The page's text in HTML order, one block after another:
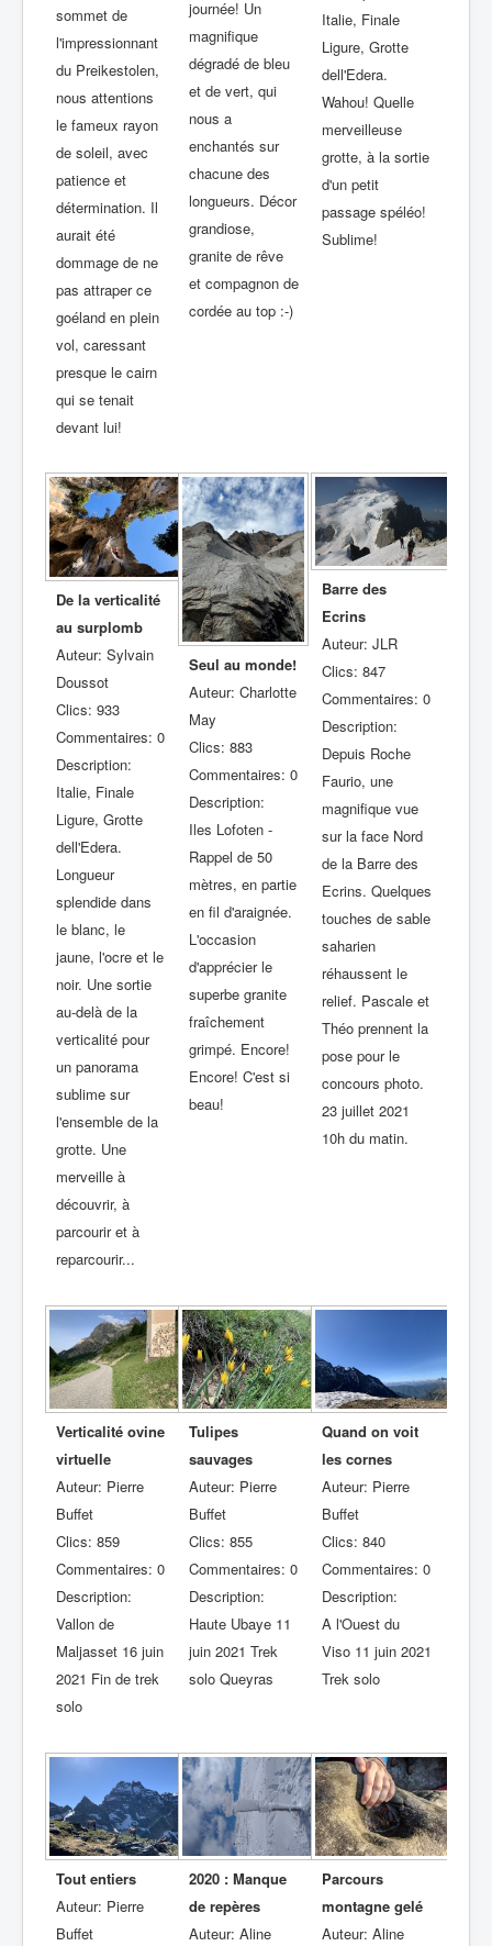
sommet de
l'impressionnant
du Preikestolen,
nous attentions
le fameux rayon
de soleil, avec
patience et
détermination. Il
aurait été
dommage de ne
pas attraper ce
goéland en plein
vol, caressant
presque le cairn
qui se tenait
devant lui!
journée! Un
magnifique
dégradé de bleu
et de vert, qui
nous a
enchantés sur
chacune des
longueurs. Décor
grandiose,
granite de rêve
et compagnon de
cordée au top :-)
Italie, Finale
Ligure, Grotte
dell'Edera.
Wahou! Quelle
merveilleuse
grotte, à la sortie
d'un petit
passage spéléo!
Sublime!
De la verticalité
au surplomb
Auteur: Sylvain
Doussot
Clics: 933
Commentaires: 0
Description:
Italie, Finale
Ligure, Grotte
dell'Edera.
Longueur
splendide dans
le blanc, le
jaune, l'ocre et le
noir. Une sortie
au-delà de la
verticalité pour
un panorama
sublime sur
l'ensemble de la
grotte. Une
merveille à
découvrir, à
parcourir et à
reparcourir...
Seul au monde!
Auteur: Charlotte
May
Clics: 883
Commentaires: 0
Description:
Iles Lofoten -
Rappel de 50
mètres, en partie
en fil d'araignée.
L'occasion
d'apprécier le
superbe granite
fraîchement
grimpé. Encore!
Encore! C'est si
beau!
Barre des
Ecrins
Auteur: JLR
Clics: 847
Commentaires: 0
Description:
Depuis Roche
Faurio, une
magnifique vue
sur la face Nord
de la Barre des
Ecrins. Quelques
touches de sable
saharien
réhaussent le
relief. Pascale et
Théo prennent la
pose pour le
concours photo.
23 juillet 2021
10h du matin.
Verticalité ovine
virtuelle
Auteur: Pierre
Buffet
Clics: 859
Commentaires: 0
Description:
Vallon de
Maljasset 16 juin
2021 Fin de trek
solo
Tulipes
sauvages
Auteur: Pierre
Buffet
Clics: 855
Commentaires: 0
Description:
Haute Ubaye 11
juin 2021 Trek
solo Queyras
Quand on voit
les cornes
Auteur: Pierre
Buffet
Clics: 840
Commentaires: 0
Description:
A l'Ouest du
Viso 11 juin 2021
Trek solo
Tout entiers
Auteur: Pierre
Buffet
2020 : Manque
de repères
Auteur: Aline
Parcours
montagne gelé
Auteur: Aline